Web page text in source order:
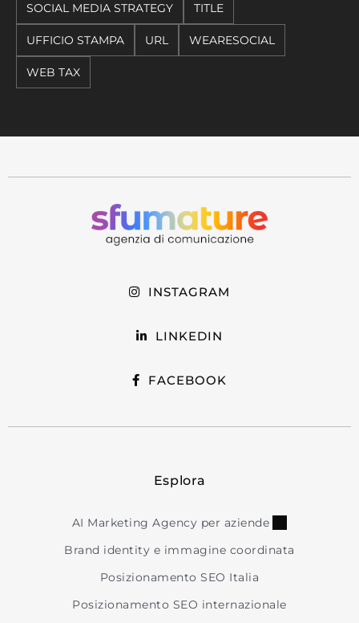
SOCIAL MEDIA STRATEGY TITLE
UFFICIO STAMPA URL WEARESOCIAL
WEB TAX
INSTAGRAM
LINKEDIN
FACEBOOK
Esplora
AI Marketing Agency per aziende
Brand identity e immagine coordinata
Posizionamento SEO Italia
Posizionamento SEO internazionale